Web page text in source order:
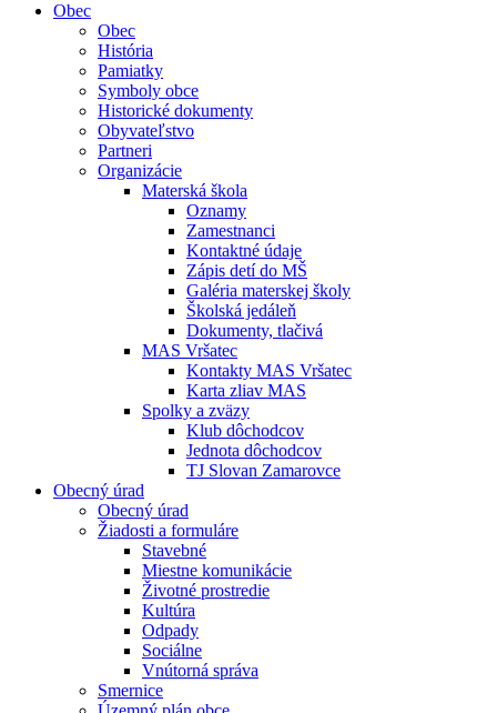
Obec
Obec
História
Pamiatky
Symboly obce
Historické dokumenty
Obyvateľstvo
Partneri
Organizácie
Materská škola
Oznamy
Zamestnanci
Kontaktné údaje
Zápis detí do MŠ
Galéria materskej školy
Školská jedáleň
Dokumenty, tlačivá
MAS Vršatec
Kontakty MAS Vršatec
Karta zliav MAS
Spolky a zväzy
Klub dôchodcov
Jednota dôchodcov
TJ Slovan Zamarovce
Obecný úrad
Obecný úrad
Žiadosti a formuláre
Stavebné
Miestne komunikácie
Životné prostredie
Kultúra
Odpady
Sociálne
Vnútorná správa
Smernice